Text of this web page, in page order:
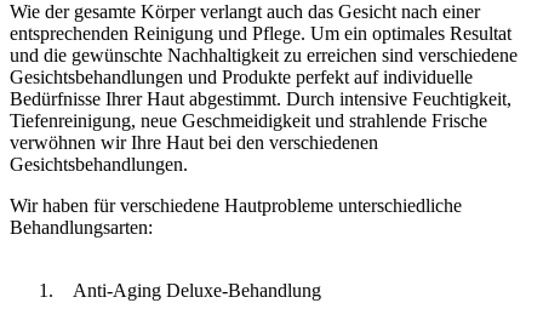
Wie der gesamte Körper verlangt auch das Gesicht nach einer
entsprechenden Reinigung und Pflege. Um ein optimales Resultat
und die gewünschte Nachhaltigkeit zu erreichen sind verschiedene
Gesichtsbehandlungen und Produkte perfekt auf individuelle
Bedürfnisse Ihrer Haut abgestimmt. Durch intensive Feuchtigkeit,
Tiefenreinigung, neue Geschmeidigkeit und strahlende Frische
verwöhnen wir Ihre Haut bei den verschiedenen
Gesichtsbehandlungen.
Wir haben für verschiedene Hautprobleme unterschiedliche
Behandlungsarten:
Anti-Aging Deluxe-Behandlung